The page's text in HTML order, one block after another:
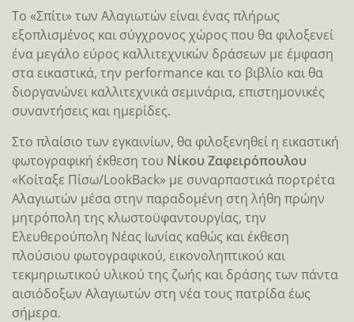
Το «Σπίτι» των Αλαγιωτών είναι ένας πλήρως
εξοπλισμένος και σύγχρονος χώρος που θα φιλοξενεί
ένα μεγάλο εύρος καλλιτεχνικών δράσεων με έμφαση
στα εικαστικά, την performance και το βιβλίο και θα
διοργανώνει καλλιτεχνικά σεμινάρια, επιστημονικές
συναντήσεις και ημερίδες.
Στο πλαίσιο των εγκαινίων, θα φιλοξενηθεί η εικαστική
φωτογραφική έκθεση του Νίκου Ζαφειρόπουλου
«Κοίταξε Πίσω/LookBack» με συναρπαστικά πορτρέτα
Αλαγιωτών μέσα στην παραδομένη στη λήθη πρώην
μητρόπολη της κλωστοϋφαντουργίας, την
Ελευθερούπολη Νέας Ιωνίας καθώς και έκθεση
πλούσιου φωτογραφικού, εικονοληπτικού και
τεκμηριωτικού υλικού της ζωής και δράσης των πάντα
αισιόδοξων Αλαγιωτών στη νέα τους πατρίδα έως
σήμερα.